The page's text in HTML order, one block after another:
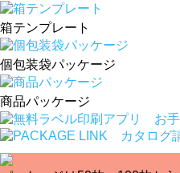
箱テンプレート
個包装袋パッケージ
商品パッケージ